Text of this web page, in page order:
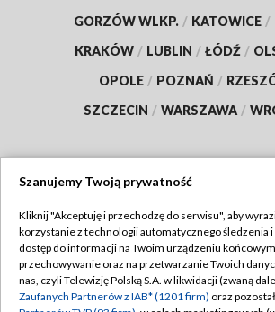
GORZÓW WLKP. / KATOWICE /
KRAKÓW / LUBLIN / ŁÓDŹ /
OPOLE / POZNAŃ /
SZCZECIN / WARSZAWA /
TVP
Abonament TVP
Emisja w TVP
Regulamin TVP
Polityka prywatności
Szanujemy Twoją prywatność
Kliknij "Akceptuję i przechodzę do serwisu", aby
korzystanie z technologii automatycznego śledzenia i
dostęp do informacji na Twoim urządzeniu
przechowywanie oraz na przetwarzanie Twoich
nas, czyli Telewizję Polską S.A. w likwidacji (zwaną
Zaufanych Partnerów z IAB* (1201 firm) oraz